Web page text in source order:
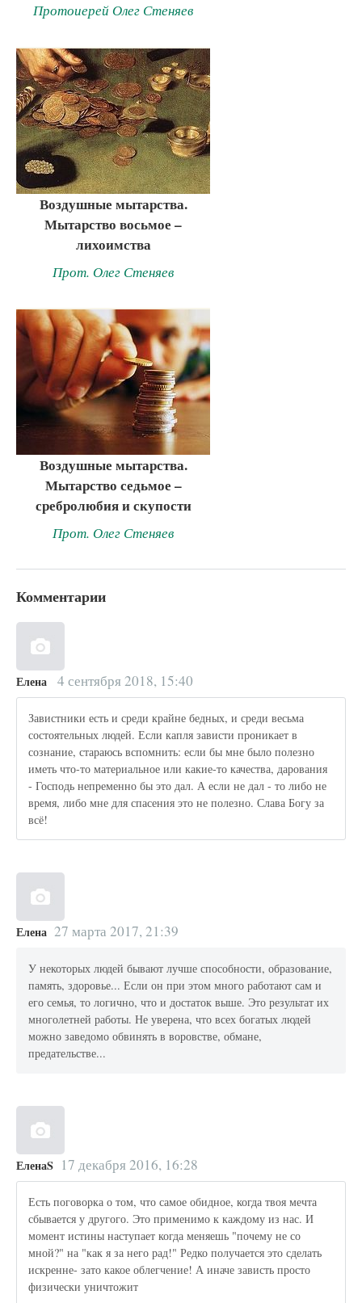
Протоиерей Олег Стеняев
Воздушные мытарства.
Мытарство восьмое –
лихоимства
Прот. Олег Стеняев
Воздушные мытарства.
Мытарство седьмое –
сребролюбия и скупости
Прот. Олег Стеняев
Комментарии
Елена 4 сентября 2018, 15:40
Завистники есть и среди крайне бедных, и среди весьма
состоятельных людей. Если капля зависти проникает в
сознание, стараюсь вспомнить: если бы мне было полезно
иметь что-то материальное или какие-то качества, дарования
- Господь непременно бы это дал. А если не дал - то либо не
время, либо мне для спасения это не полезно. Слава Богу за
всё!
Елена 27 марта 2017, 21:39
У некоторых людей бывают лучше способности, образование,
память, здоровье... Если он при этом много работают сам и
его семья, то логично, что и достаток выше. Это результат их
многолетней работы. Не уверена, что всех богатых людей
можно заведомо обвинять в воровстве, обмане,
предательстве...
ЕленаS 17 декабря 2016, 16:28
Есть поговорка о том, что самое обидное, когда твоя мечта
сбывается у другого. Это применимо к каждому из нас. И
момент истины наступает когда меняешь "почему не со
мной?" на "как я за него рад!" Редко получается это сделать
искренне- зато какое облегчение! А иначе зависть просто
физически уничтожит